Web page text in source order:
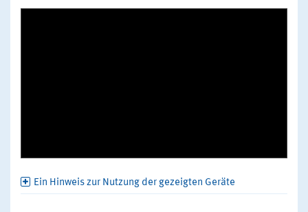
Ein Hinweis zur Nutzung der gezeigten Geräte